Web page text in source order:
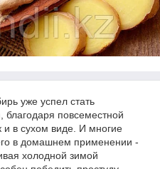
уже успел стать
повсеместной
и в сухом виде. И многие
в домашнем применении -
холодной зимой